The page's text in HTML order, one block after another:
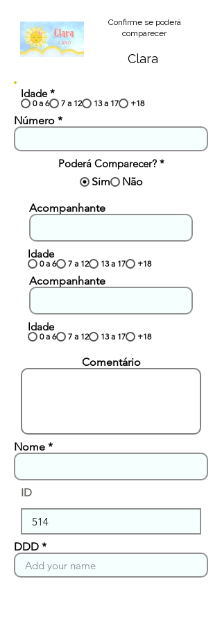
Confirme se poderá
comparecer
Clara
Idade *
0 a 6 7 a 12 13 a 17 +18
Número
Poderá Comparecer? *
Sim
Não
Acompanhante
Idade
0 a 6 7 a 12 13 a 17 +18
Acompanhante
Idade
0 a 6 7 a 12 13 a 17 +18
Comentário
Nome
ID
DDD